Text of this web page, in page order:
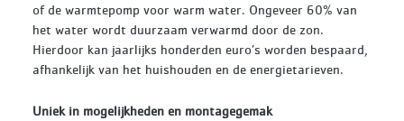
of de warmtepomp voor warm water. Ongeveer 60% van
het water wordt duurzaam verwarmd door de zon.
Hierdoor kan jaarlijks honderden euro’s worden bespaard,
afhankelijk van het huishouden en de energietarieven.
Uniek in mogelijkheden en montagegemak